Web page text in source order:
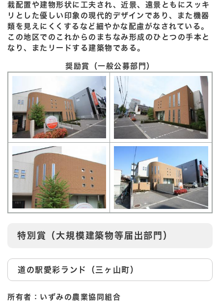
栽配置や建物形状に工夫され、近景、遠景ともにスッキ
リとした優しい印象の現代的デザインであり、また機器
類を見えにくくするなど細やかな配慮がなされている。
この地区でのこれからのまちなみ形成のひとつの手本と
なり、またリードする建築物である。
奨励賞（一般公募部門）
特別賞（大規模建築物等届出部門）
道の駅愛彩ランド（三ヶ山町）
所有者：いずみの農業協同組合